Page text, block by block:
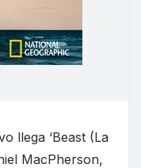
llega ‘Beast (La
MacPherson,